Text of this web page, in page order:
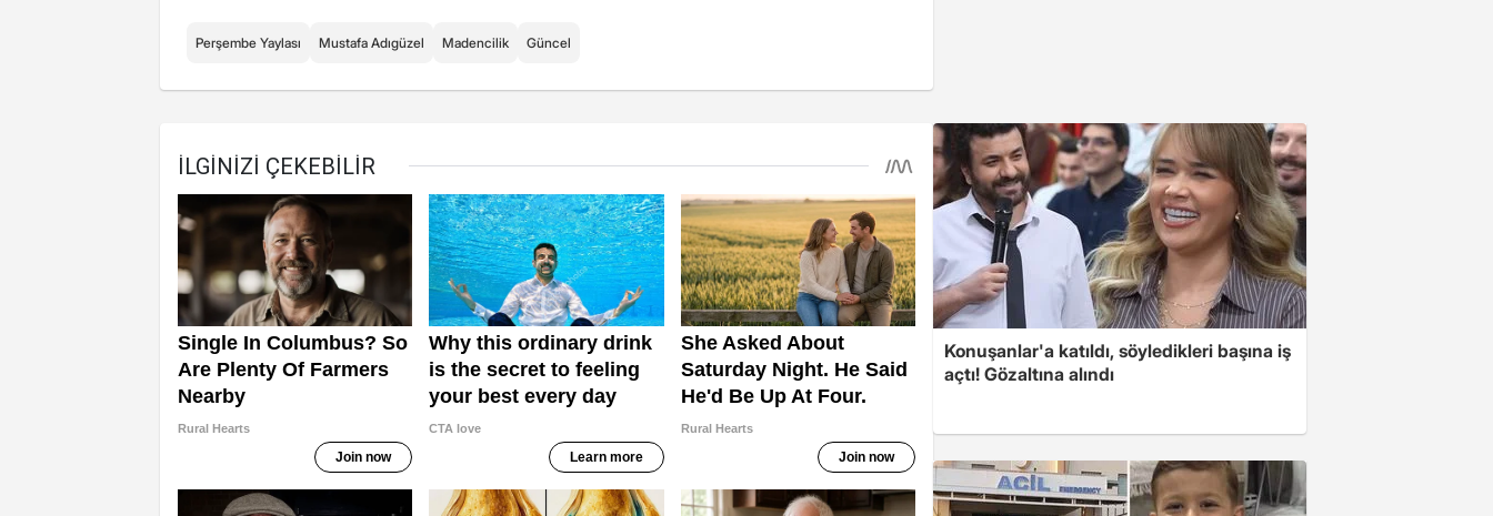
Perşembe Yaylası Mustafa Adıgüzel Madencilik Güncel
Konuşanlar'a katıldı, söyledikleri başına iş
açtı! Gözaltına alındı